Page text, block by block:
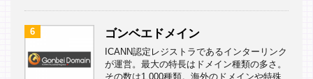
6 ゴンベエドメイン
ICANN認定レジストラであるインターリンク
が運営。最大の特長はドメイン種類の多さ。
その数は1,000種類。海外のドメインや特殊